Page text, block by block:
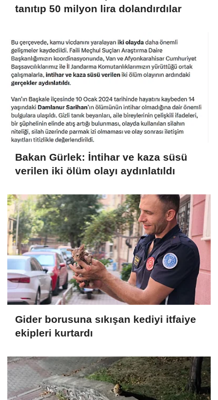
tanıtıp 50 milyon lira dolandırdılar
Bakan Gürlek: İntihar ve kaza süsü
verilen iki ölüm olayı aydınlatıldı
Gider borusuna sıkışan kediyi itfaiye
ekipleri kurtardı